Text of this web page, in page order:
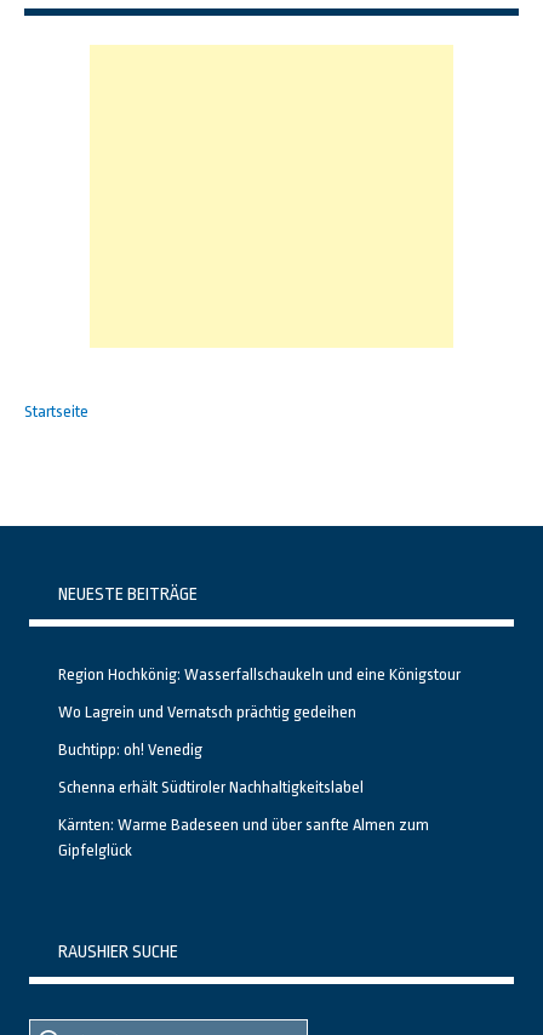
Startseite
NEUESTE BEITRÄGE
Region Hochkönig: Wasserfallschaukeln und eine Königstour
Wo Lagrein und Vernatsch prächtig gedeihen
Buchtipp: oh! Venedig
Schenna erhält Südtiroler Nachhaltigkeitslabel
Kärnten: Warme Badeseen und über sanfte Almen zum
Gipfelglück
RAUSHIER SUCHE
Suche
Suche